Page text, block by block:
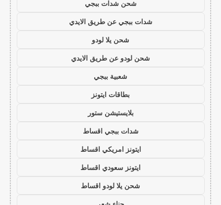
شحن شدات ببجي
شدات ببجي عن طريق الايدي
شحن يلا لودو
شحن لودو عن طريق الايدي
شعبية ببجي
بطاقات ايتونز
بلايستيشن ستور
شدات ببجي اقساط
ايتونز امريكي اقساط
ايتونز سعودي اقساط
شحن يلا لودو اقساط